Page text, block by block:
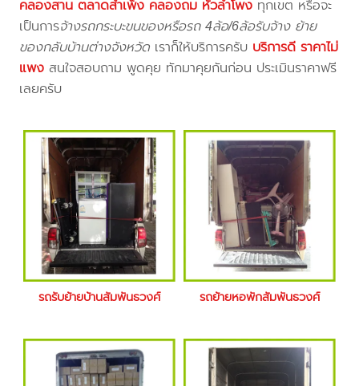
คลองสาน ตลาดสำเพ็ง คลองถม หัวลำโพง ทุกเขต หรือจะ
เป็นการจ้างรถกระบะขนของหรือรถ 4ล้อ/6ล้อรับจ้าง ย้าย
ของกลับบ้านต่างจังหวัด เราก็ให้บริการครับ บริการดี ราคาไม่
แพง สนใจสอบถาม พูดคุย ทักมาคุยกันก่อน ประเมินราคาฟรี
เลยครับ
รถรับย้ายบ้านสัมพันธวงศ์ รถย้ายหอพักสัมพันธวงศ์